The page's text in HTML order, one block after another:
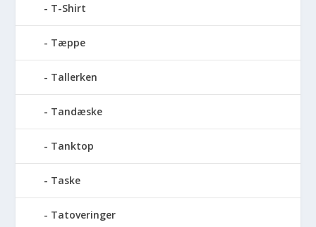
T-Shirt
Tæppe
Tallerken
Tandæske
Tanktop
Taske
Tatoveringer